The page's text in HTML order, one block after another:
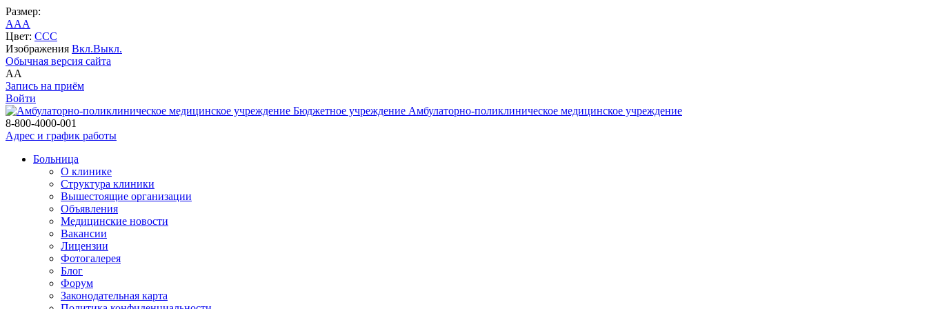
Размер:
AAA
Цвет: CCC
Изображения Вкл.Выкл.
Обычная версия сайта
AA
Запись на приём
Войти
Бюджетное учреждение Амбулаторно-поликлиническое медицинское учреждение
8-800-4000-001
Адрес и график работы
Больница
О клинике
Структура клиники
Вышестоящие организации
Объявления
Медицинские новости
Вакансии
Лицензии
Фотогалерея
Блог
Форум
Законодательная карта